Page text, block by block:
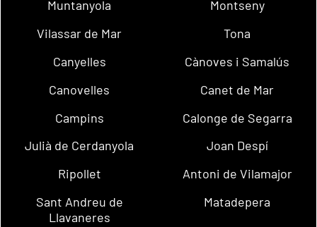
Muntanyola
Montseny
Vilassar de Mar
Tona
Canyelles
Cànoves i Samalús
Canovelles
Canet de Mar
Campins
Calonge de Segarra
Julià de Cerdanyola
Joan Despí
Ripollet
Antoni de Vilamajor
Sant Andreu de
Llavaneres
Matadepera